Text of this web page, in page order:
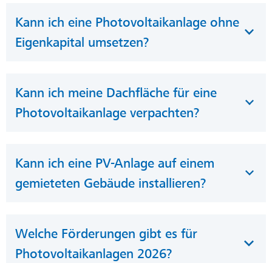
Kann ich eine Photovoltaikanlage ohne
Eigenkapital umsetzen?
Kann ich meine Dachfläche für eine
Photovoltaikanlage verpachten?
Kann ich eine PV-Anlage auf einem
gemieteten Gebäude installieren?
Welche Förderungen gibt es für
Photovoltaikanlagen 2026?